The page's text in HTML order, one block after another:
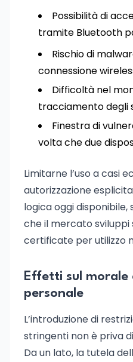
Possibilità di
tramite Bluetooth
Rischio di
connessione
Difficoltà nel
tracciamento degli
Finestra di
volta che due
Limitarne l’uso a casi
autorizzazione
logica oggi
che il mercato sviluppi
certificate per utilizzo
Effetti sul morale
personale
L’introduzione di
stringenti non è priva
Da un lato, la tutela